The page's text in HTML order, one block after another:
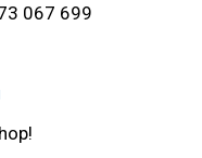
067 699